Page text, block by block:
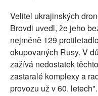
Velitel ukrajinských
Brovdi uvedl, že jeho
nejméně 129
okupovaných Rusy. V
zažívá nedostatek
zastaralé komplexy a
provozu už v 60. letech".